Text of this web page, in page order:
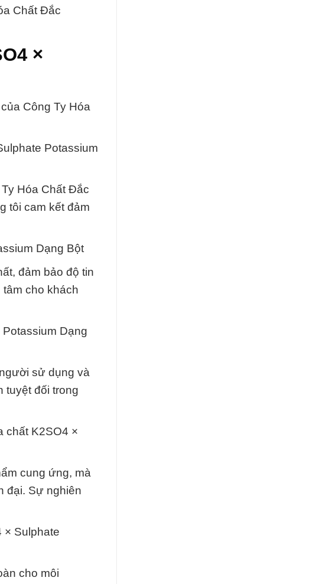
Chất Đắc
×
Công Ty Hóa
Potassium
Hóa Chất Đắc
tôi cam kết đảm
Dạng Bột
đảm bảo độ tin
cho khách
Dạng
sử dụng và
tuyệt đối trong
chất K2SO4 ×
cung ứng, mà
đại. Sự nghiên
× Sulphate
cho môi